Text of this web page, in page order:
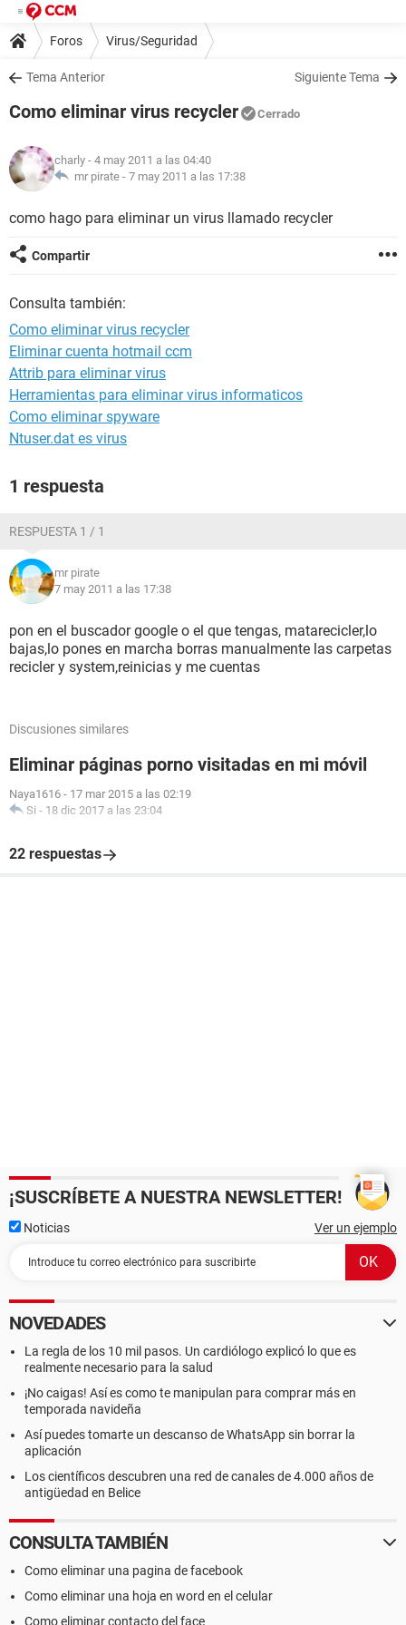
Foros Virus/Seguridad
Tema Anterior Siguiente Tema
Como eliminar virus recycler Cerrado
charly - 4 may 2011 a las 04:40
mr pirate - 7 may 2011 a las 17:38
como hago para eliminar un virus llamado recycler
Compartir
Consulta también:
Como eliminar virus recycler
Eliminar cuenta hotmail ccm
Attrib para eliminar virus
Herramientas para eliminar virus informaticos
Como eliminar spyware
Ntuser.dat es virus
1 respuesta
RESPUESTA 1 / 1
mr pirate
7 may 2011 a las 17:38
pon en el buscador google o el que tengas, matarecicler,lo
bajas,lo pones en marcha borras manualmente las carpetas
recicler y system,reinicias y me cuentas
Discusiones similares
Eliminar páginas porno visitadas en mi móvil
Naya1616 - 17 mar 2015 a las 02:19
Si - 18 dic 2017 a las 23:04
22 respuestas
¡SUSCRÍBETE A NUESTRA NEWSLETTER!
Noticias Ver un ejemplo
NOVEDADES
La regla de los 10 mil pasos. Un cardiólogo explicó lo que es
realmente necesario para la salud
¡No caigas! Así es como te manipulan para comprar más en
temporada navideña
Así puedes tomarte un descanso de WhatsApp sin borrar la
aplicación
Los científicos descubren una red de canales de 4.000 años de
antigüedad en Belice
CONSULTA TAMBIÉN
Como eliminar una pagina de facebook
Como eliminar una hoja en word en el celular
Como eliminar contacto del face